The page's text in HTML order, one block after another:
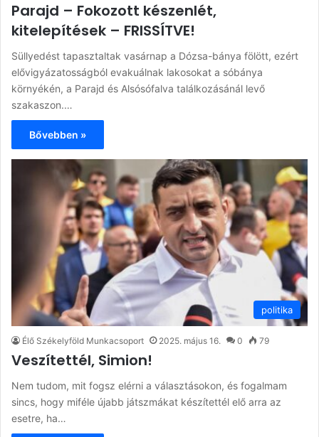
Parajd – Fokozott készenlét,
kitelepítések – FRISSÍTVE!
Süllyedést tapasztaltak vasárnap a Dózsa-bánya fölött, ezért
elővigyázatosságból evakuálnak lakosokat a sóbánya
környékén, a Parajd és Alsósófalva találkozásánál levő
szakaszon.…
Bővebben »
politika
Élő Székelyföld Munkacsoport 2025. május 16. 0 79
Veszítettél, Simion!
Nem tudom, mit fogsz elérni a választásokon, és fogalmam
sincs, hogy miféle újabb játszmákat készítettél elő arra az
esetre, ha…